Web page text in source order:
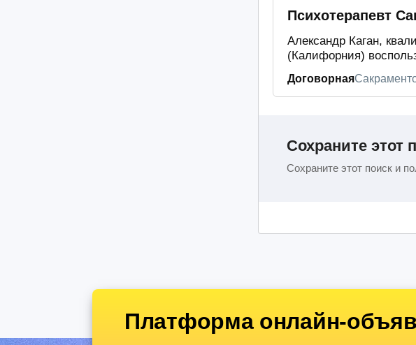
Психотерапевт
Александр Каган,
(Калифорния)
Договорная
Сохраните этот
Сохраните этот поиск и
Платформа онлайн-